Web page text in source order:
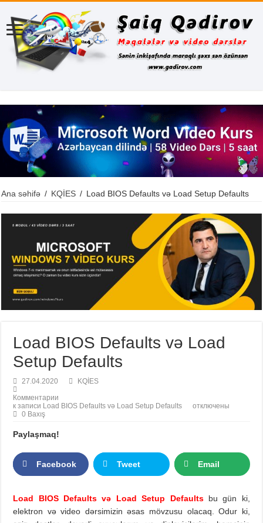
Ana səhifə / KQİES / Load BIOS Defaults və Load Setup Defaults
Load BIOS Defaults və Load
Setup Defaults
27.04.2020
KQİES
Комментарии
к записи Load BIOS Defaults və Load Setup Defaults
отключены
0 Baxış
Paylaşmaq!
Facebook Tweet Email
Load BIOS Defaults və Load Setup Defaultsbu gün ki,
elektron və video dərsimizin əsas mövzusu olacaq. Odur ki,